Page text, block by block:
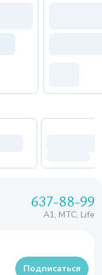
637-88-99
A1, МТС, Life
Подписаться